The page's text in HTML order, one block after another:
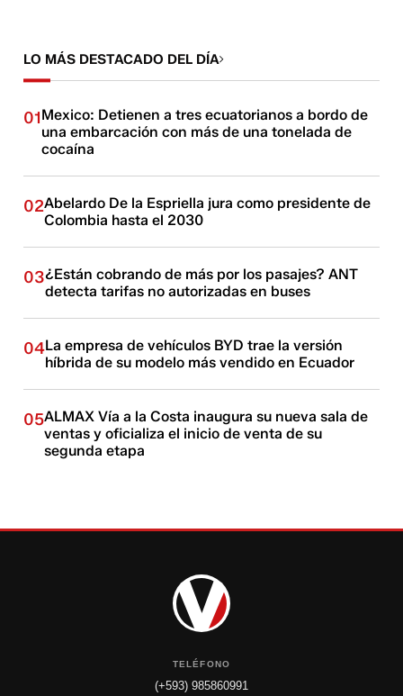
LO MÁS DESTACADO DEL DÍA
01Mexico: Detienen a tres ecuatorianos a bordo de
una embarcación con más de una tonelada de
cocaína
02Abelardo De la Espriella jura como presidente de
Colombia hasta el 2030
03¿Están cobrando de más por los pasajes? ANT
detecta tarifas no autorizadas en buses
04La empresa de vehículos BYD trae la versión
híbrida de su modelo más vendido en Ecuador
05ALMAX Vía a la Costa inaugura su nueva sala de
ventas y oficializa el inicio de venta de su
segunda etapa
TELÉFONO
(+593) 985860991